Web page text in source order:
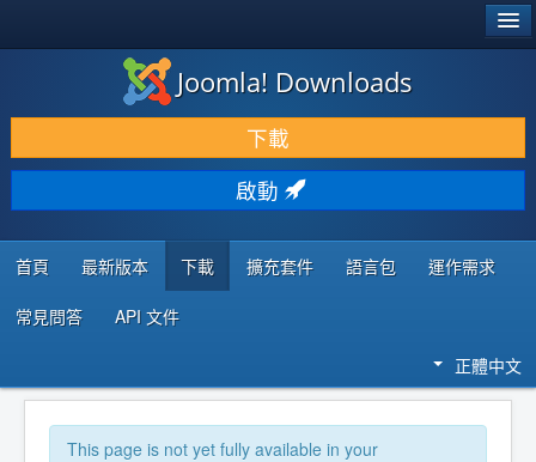
下載 & 擴充
發現 & 學習
社群 & 支援
程式者資源
Joomla! Downloads
下載
啟動
首頁 最新版本 下載 擴充套件 語言包 運作需求
常見問答 API 文件
正體中文
This page is not yet fully available in your